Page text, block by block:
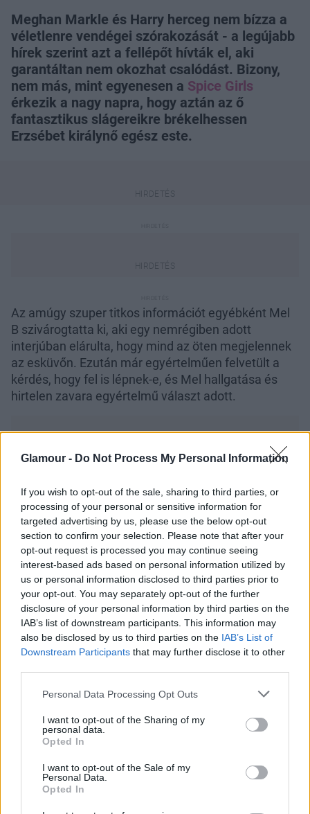
Glamour - Do Not Process My Personal Information
If you wish to opt-out of the sale, sharing to third parties, or
processing of your personal or sensitive information for
targeted advertising by us, please use the below opt-out
section to confirm your selection. Please note that after your
opt-out request is processed you may continue seeing
interest-based ads based on personal information utilized by
us or personal information disclosed to third parties prior to
your opt-out. You may separately opt-out of the further
disclosure of your personal information by third parties on the
IAB’s list of downstream participants. This information may
also be disclosed by us to third parties on the IAB’s List of
Downstream Participants that may further disclose it to other
Please note that this website/app uses one or more Google
not limited to your visit or usage behaviour. You may click to
grant or deny consent to Google and its third-party tags to
use your data for below specified purposes in below Google
consent section.
Personal Data Processing Opt Outs
I want to opt-out of the Sharing of my
personal data.
Opted In
I want to opt-out of the Sale of my
Personal Data.
Opted In
Meghan Markle és Harry herceg nem bízza a
véletlenre vendégei szórakozását - a legújabb
hírek szerint azt a fellépőt hívták el, aki
garantáltan nem okozhat csalódást. Bizony,
nem más, mint egyenesen a Spice Girls
érkezik a nagy napra, hogy aztán az ő
fantasztikus slágereikre brékelhessen
Erzsébet királynő egész este.
Az amúgy szuper titkos információt egyébként Mel
B szivárogtatta ki, aki egy nemrégiben adott
interjúban elárulta, hogy mind az öten megjelennek
az esküvőn. Ezután már egyértelműen felvetült a
kérdés, hogy fel is lépnek-e, és Mel hallgatása és
hirtelen zavara egyértelmű választ adott.
meghívja az esküvőjére!
Korábban azt is megtudtuk, hogy Ed Sheeran is
előad majd pár dalt az esküvőn, így könnyen
feltételezhetjük, hogy hamarosan még több titkos
fellépő neve kerül nyilvánosságra. Ki tudja, lehet,
hogy egy komplett fesztivál kerekedik Meghan és
Harry esküvőjéből?